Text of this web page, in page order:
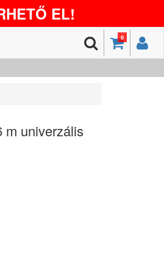
EL!
0
m univerzális